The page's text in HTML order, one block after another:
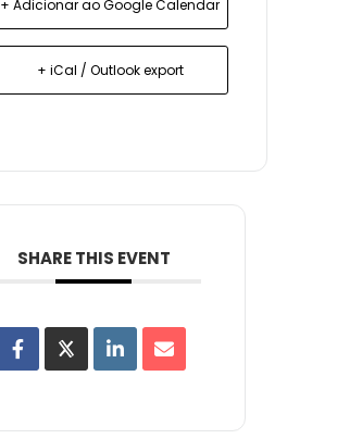
+ Adicionar ao Google Calendar
+ iCal / Outlook export
SHARE THIS EVENT